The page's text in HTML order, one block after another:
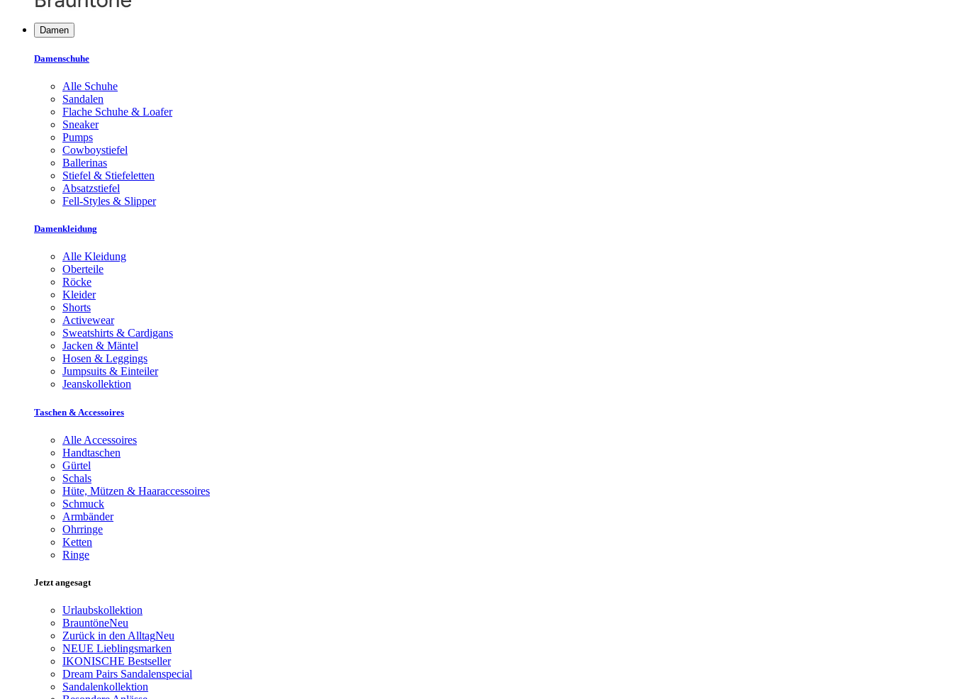
Damen
Damenschuhe
Alle Schuhe
Sandalen
Flache Schuhe & Loafer
Sneaker
Pumps
Cowboystiefel
Ballerinas
Stiefel & Stiefeletten
Absatzstiefel
Fell-Styles & Slipper
Damenkleidung
Alle Kleidung
Oberteile
Röcke
Kleider
Shorts
Activewear
Sweatshirts & Cardigans
Jacken & Mäntel
Hosen & Leggings
Jumpsuits & Einteiler
Jeanskollektion
Taschen & Accessoires
Alle Accessoires
Handtaschen
Gürtel
Schals
Hüte, Mützen & Haaraccessoires
Schmuck
Armbänder
Ohrringe
Ketten
Ringe
Jetzt angesagt
Urlaubskollektion
BrauntöneNeu
Zurück in den AlltagNeu
NEUE Lieblingsmarken
IKONISCHE Bestseller
Dream Pairs Sandalenspecial
Sandalenkollektion